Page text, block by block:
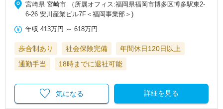
宮崎県 宮崎市 （所属オフィス:福岡県福岡市博多区博多駅東2-
6-26 安川産業ビル7F＜福岡事業部＞)
年収 413万円 ～618万円
歩合制あり 社会保険完備
年間休日120日以上
通勤手当
18時までに退社可能
詳細を見る
気になる